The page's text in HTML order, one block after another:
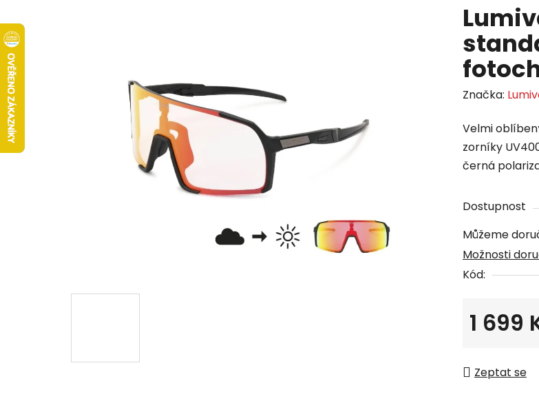
Značka:
Velmi
zorníky
černá
Dostupnost
Můžeme
Možnosti
Kód:
1 699
Zeptat se